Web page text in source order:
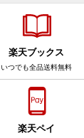
楽天ブックス
いつでも全品送料無料
楽天ペイ